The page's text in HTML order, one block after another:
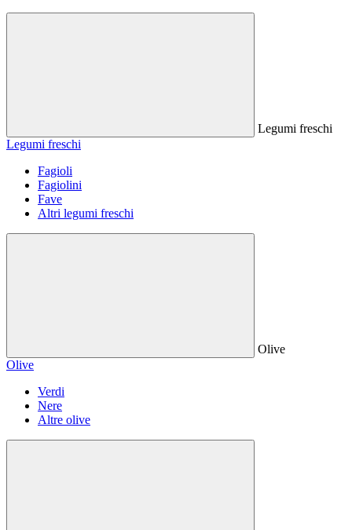
Legumi freschi
Legumi freschi
Fagioli
Fagiolini
Fave
Altri legumi freschi
Olive
Olive
Verdi
Nere
Altre olive